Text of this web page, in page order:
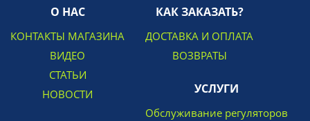
О НАС
КОНТАКТЫ МАГАЗИНА
ВИДЕО
СТАТЬИ
НОВОСТИ
КАК ЗАКАЗАТЬ?
ДОСТАВКА И ОПЛАТА
ВОЗВРАТЫ
УСЛУГИ
Обслуживание регуляторов